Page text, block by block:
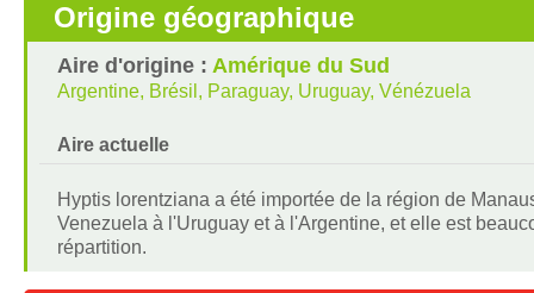
Origine géographique
Aire d'origine : Amérique du Sud
Argentine, Brésil, Paraguay, Uruguay, Vénézuela
Aire actuelle
Hyptis lorentziana a été importée de la région de
Venezuela à l'Uruguay et à l'Argentine, et elle est
répartition.